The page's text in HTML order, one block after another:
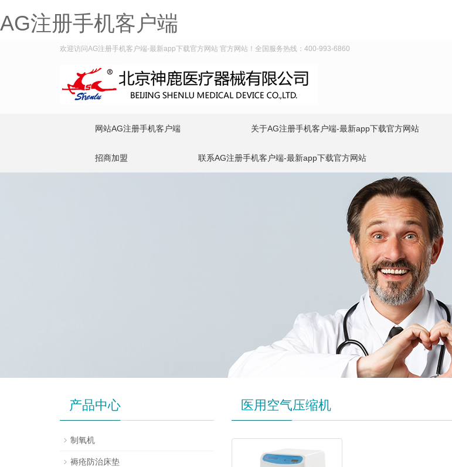
AG注册手机客户端
欢迎访问AG注册手机客户端-最新app下载官方网站 官方网站！全国服务热线：400-993-6860
网站AG注册手机客户端 关于AG注册手机客户端-最新app下载官方网站
招商加盟 联系AG注册手机客户端-最新app下载官方网站
医用空气压缩机
产品中心
制氧机
褥疮防治床垫